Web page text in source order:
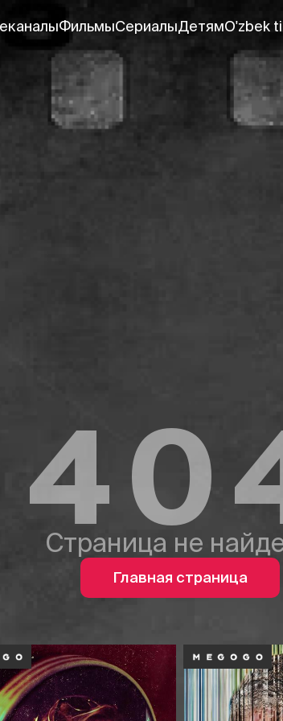
ФильмыСериалыДетямO'zbek
Страница не
Главная страница